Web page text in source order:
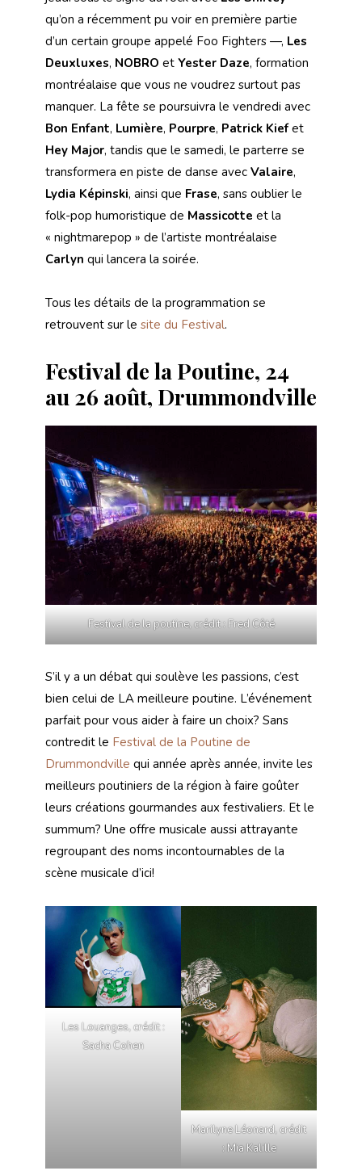
qu’on a récemment pu voir en première partie
d’un certain groupe appelé Foo Fighters —, Les
Deuxluxes, NOBRO et Yester Daze, formation
montréalaise que vous ne voudrez surtout pas
manquer. La fête se poursuivra le vendredi avec
Bon Enfant, Lumière, Pourpre, Patrick Kiefet
Hey Major, tandis que le samedi, le parterre se
transformera en piste de danse avec Valaire,
Lydia Képinski, ainsi que Frase, sans oublier le
folk-pop humoristique de Massicotte et la
« nightmarepop » de l’artiste montréalaise
Carlyn qui lancera la soirée.
Tous les détails de la programmation se
retrouvent sur le site du Festival.
Festival de la Poutine, 24
au 26 août, Drummondville
Festival de la poutine, crédit : Fred Côté
S’il y a un débat qui soulève les passions, c’est
bien celui de LA meilleure poutine. L’événement
parfait pour vous aider à faire un choix? Sans
contredit le Festival de la Poutine de
Drummondville qui année après année, invite les
meilleurs poutiniers de la région à faire goûter
leurs créations gourmandes aux festivaliers. Et le
summum? Une offre musicale aussi attrayante
regroupant des noms incontournables de la
scène musicale d’ici!
Les Louanges, crédit :
Sacha Cohen
Marilyne Léonard, crédit
: Mia Kalille